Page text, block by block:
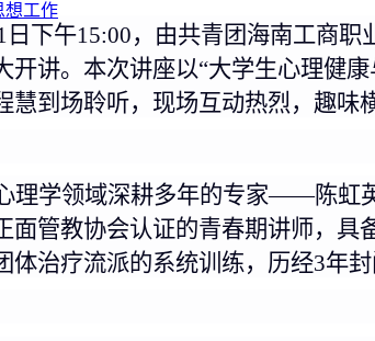
想工作
下午15:00，由共青团海南工商职
开讲。本次讲座以“大学生心理健
到场聆听， 现场互动热烈，趣味
理学领域深耕多年的专家——陈虹英
面管教协会认证的青春期讲师，
体治疗流派的系统训练，历经3年